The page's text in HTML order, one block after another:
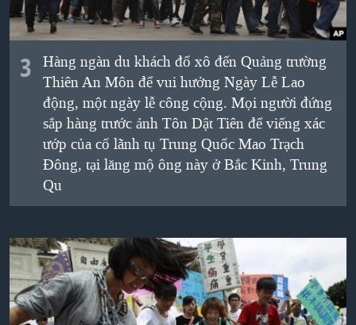
3
Hàng ngàn du khách đổ xô đến Quảng trường
Thiên An Môn để vui hưởng Ngày Lễ Lao
động, một ngày lễ công cộng. Mọi người đứng
sắp hàng trước ảnh Tôn Dật Tiên để viếng xác
ướp của cố lãnh tụ Trung Quốc Mao Trạch
Đông, tại lăng mộ ông này ở Bắc Kinh, Trung
Qu